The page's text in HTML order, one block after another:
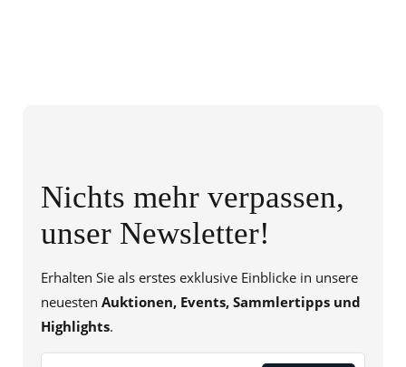
Nichts mehr verpassen,
unser Newsletter!
Erhalten Sie als erstes exklusive Einblicke in unsere
neuesten Auktionen, Events, Sammlertipps und
Highlights.